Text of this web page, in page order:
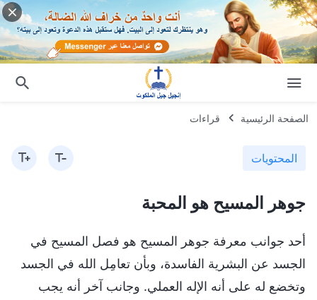
الصفحة الرئيسية قراءات
المحتويات
جوهر المسيح هو المحبة
أحد جوانب معرفة جوهر المسيح هو فصل المسيح في
الجسد عن البشرية الفاسدة، وبأن تعامِل الله في الجسد
وتخضع له على أنه الإله العملي. وجانب آخر أنه يجب